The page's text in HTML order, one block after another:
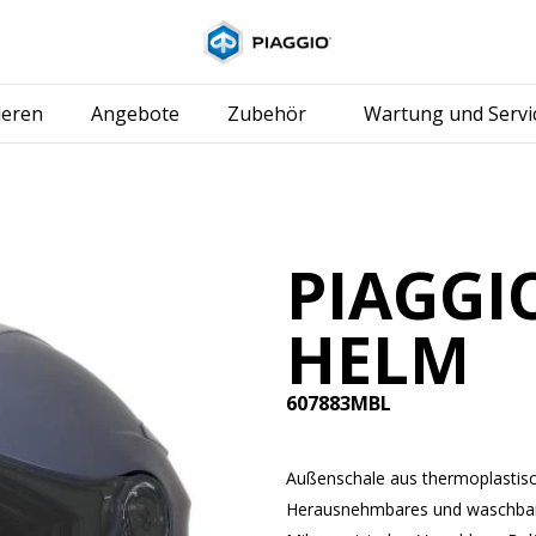
Angebote Zubehör Wartung und
HELM
607883MBL
Außenschale aus
Herausnehmbares und